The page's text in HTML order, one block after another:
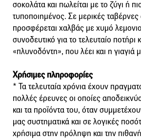
σοκολάτα και πωλείται με το ζύγι ή
τυποποιημένος. Σε μερικές
προσφέρεται χαλβάς με χυμό
συνοδευτικό για το τελευταίο ποτήρι
«πλυνοδόντη», που λέει και η γιαγιά
Χρήσιμες πληροφορίες
* Τα τελευταία χρόνια έχουν
πολλές έρευνες οι οποίες
και τα προϊόντα του, όταν
μας συστηματικά και σε λογικές
χρήσιμα στην πρόληψη και την